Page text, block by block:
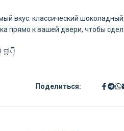
вкус: классический
прямо к вашей двери, чтобы
Поделиться: